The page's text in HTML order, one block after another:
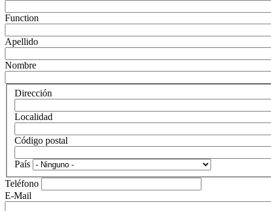
Function
Apellido
Nombre
Dirección
Localidad
Código postal
País
Teléfono
E-Mail